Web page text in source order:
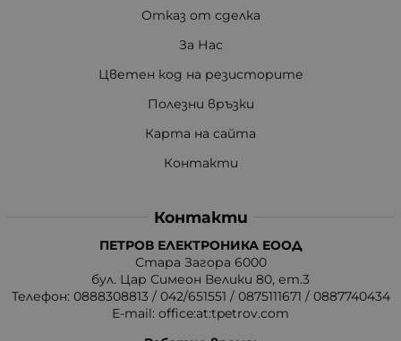
Отказ от сделка
За Нас
Цветен код на резисторите
Полезни връзки
Карта на сайта
Контакти
Контакти
ПЕТРОВ ЕЛЕКТРОНИКА ЕООД
Стара Загора 6000
бул. Цар Симеон Велики 80, ет.3
Телефон: 0888308813 / 042/651551 / 0875111671 / 0887740434
E-mail: office:at:tpetrov.com